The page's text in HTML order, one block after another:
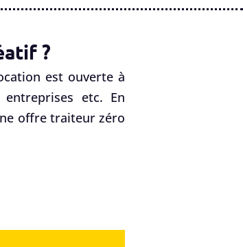
?
est ouverte à
etc. En
offre traiteur zéro